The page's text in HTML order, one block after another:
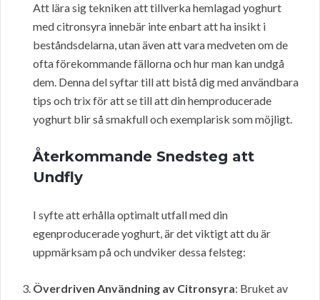
Att lära sig tekniken att tillverka hemlagad yoghurt
med citronsyra innebär inte enbart att ha insikt i
beståndsdelarna, utan även att vara medveten om de
ofta förekommande fällorna och hur man kan undgå
dem. Denna del syftar till att bistå dig med användbara
tips och trix för att se till att din hemproducerade
yoghurt blir så smakfull och exemplarisk som möjligt.
Återkommande Snedsteg att
Undfly
I syfte att erhålla optimalt utfall med din
egenproducerade yoghurt, är det viktigt att du är
uppmärksam på och undviker dessa felsteg:
Överdriven Användning av Citronsyra: Bruket av